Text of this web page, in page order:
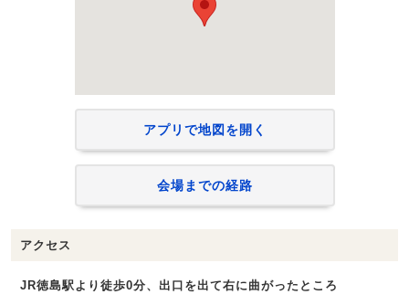
アプリで地図を開く
会場までの経路
アクセス
JR徳島駅より徒歩0分、出口を出て右に曲がったところ